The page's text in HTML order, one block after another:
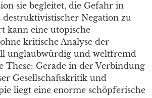
sie begleitet, die Gefahr in
Negation zu
kann eine utopische
kritische Analyse der
unglaubwürdig und weltfremd
These: Gerade in der Verbindung
Gesellschaftskritik und
liegt eine enorme schöpferische